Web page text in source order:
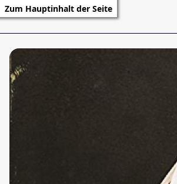
Zum Hauptinhalt der Seite